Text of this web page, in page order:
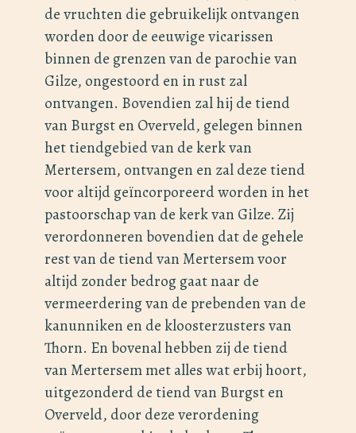
de vruchten die gebruikelijk ontvangen
worden door de eeuwige vicarissen
binnen de grenzen van de parochie van
Gilze, ongestoord en in rust zal
ontvangen. Bovendien zal hij de tiend
van Burgst en Overveld, gelegen binnen
het tiendgebied van de kerk van
Mertersem, ontvangen en zal deze tiend
voor altijd geïncorporeerd worden in het
pastoorschap van de kerk van Gilze. Zij
verordonneren bovendien dat de gehele
rest van de tiend van Mertersem voor
altijd zonder bedrog gaat naar de
vermeerdering van de prebenden van de
kanunniken en de kloosterzusters van
Thorn. En bovenal hebben zij de tiend
van Mertersem met alles wat erbij hoort,
uitgezonderd de tiend van Burgst en
Overveld, door deze verordening